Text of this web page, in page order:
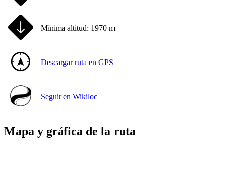
Mínima altitud: 1970 m
Descargar ruta en GPS
Seguir en Wikiloc
Mapa y gráfica de la ruta